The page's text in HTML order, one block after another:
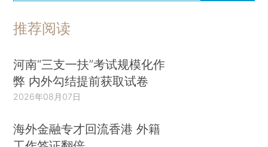
推荐阅读
河南“三支一扶”考试规模化作
弊 内外勾结提前获取试卷
2026年08月07日
海外金融专才回流香港 外籍